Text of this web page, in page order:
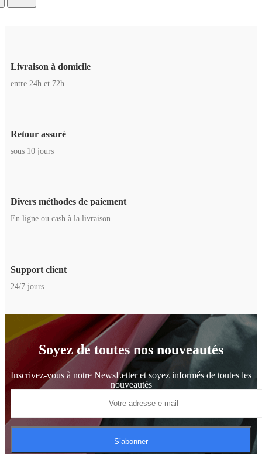
Livraison à domicile
entre 24h et 72h
Retour assuré
sous 10 jours
Divers méthodes de paiement
En ligne ou cash à la livraison
Support client
24/7 jours
Soyez de toutes nos nouveautés
Inscrivez-vous à notre NewsLetter et soyez informés de toutes les
nouveautés
S’abonner